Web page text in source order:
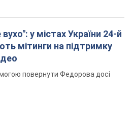
у містах України 24-й
мітинги на підтримку
повернути Федорова досі